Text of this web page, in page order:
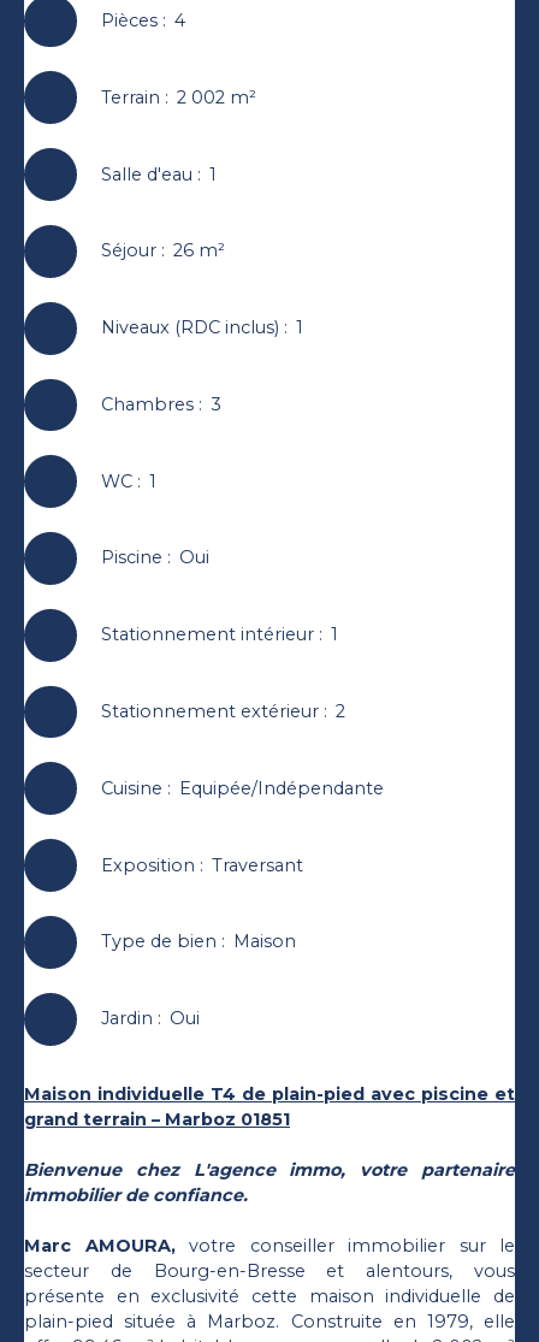
Pièces: 4
Terrain : 2 002 m²
Salle d'eau : 1
Séjour: 26 m²
Niveaux (RDC inclus) : 1
Chambres: 3
WC: 1
Piscine : Oui
Stationnement intérieur: 1
Stationnement extérieur: 2
Cuisine : Equipée/Indépendante
Exposition : Traversant
Type de bien : Maison
Jardin : Oui
Maison individuelle T4 de plain-pied avec piscine et
grand terrain – Marboz 01851
Bienvenue chez L'agence immo, votre partenaire
immobilier de confiance.
Marc AMOURA,votre conseiller immobilier sur le
secteur de Bourg-en-Bresse et alentours, vous
présente en exclusivité cette maison individuelle de
plain-pied située à Marboz. Construite en 1979, elle